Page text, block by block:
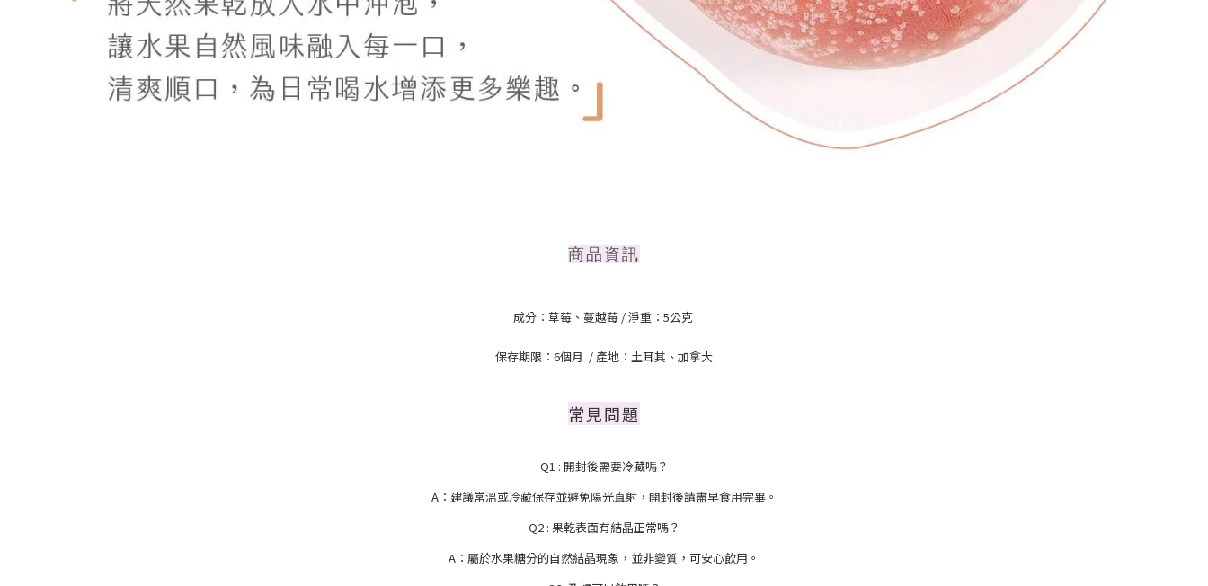
商品資訊
成分：草莓、蔓越莓/ 淨重：5公克
保存期限：6個月 / 產地：土耳其、加拿大
常見問題
Q1 : 開封後需要冷藏嗎？
A：建議常溫或冷藏保存並避免陽光直射，開封後請盡早食用完畢。
Q2 : 果乾表面有結晶正常嗎？
A：屬於水果糖分的自然結晶現象，並非變質，可安心飲用。